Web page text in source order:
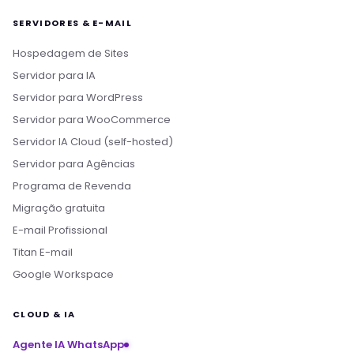
SERVIDORES & E-MAIL
Hospedagem de Sites
Servidor para IA
Servidor para WordPress
Servidor para WooCommerce
Servidor IA Cloud (self-hosted)
Servidor para Agências
Programa de Revenda
Migração gratuita
E-mail Profissional
Titan E-mail
Google Workspace
CLOUD & IA
Agente IA WhatsApp